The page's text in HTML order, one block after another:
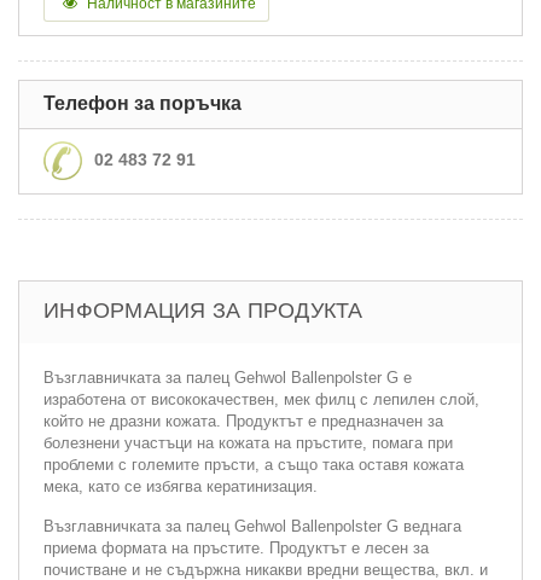
Телефон за поръчка
02 483 72 91
ИНФОРМАЦИЯ ЗА ПРОДУКТА
Възглавничката за палец Gehwol Ballenpolster G е
изработена от висококачествен, мек филц с лепилен слой,
който не дразни кожата. Продуктът е предназначен за
болезнени участъци на кожата на пръстите, помага при
проблеми с големите пръсти, а също така оставя кожата
мека, като се избягва кератинизация.
Възглавничката за палец Gehwol Ballenpolster G веднага
приема формата на пръстите. Продуктът е лесен за
почистване и не съдържна никакви вредни вещества, вкл. и